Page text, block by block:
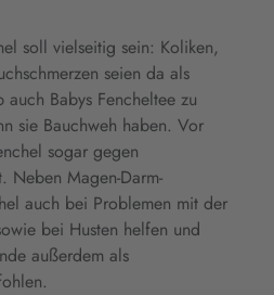
soll vielseitig sein: Koliken,
seien da als
auch Babys Fencheltee zu
sie Bauchweh haben. Vor
sogar gegen
Neben Magen-Darm-
auch bei Problemen mit der
bei Husten helfen und
außerdem als